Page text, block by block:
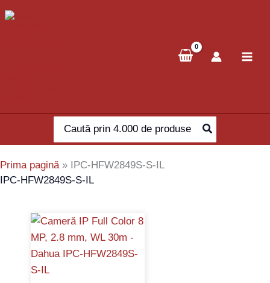
Skip
to
for:
Prima pagină» IPC-HFW2849S-S-IL
IPC-HFW2849S-S-IL